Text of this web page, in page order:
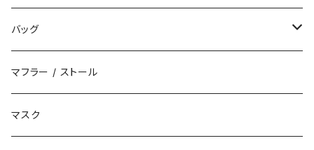
ハット
スニーカー
サンダル
ブーツ
バッグ
エコバッグ / マーケットバッグ
ショルダーバッグ
マフラー / ストール
マスク